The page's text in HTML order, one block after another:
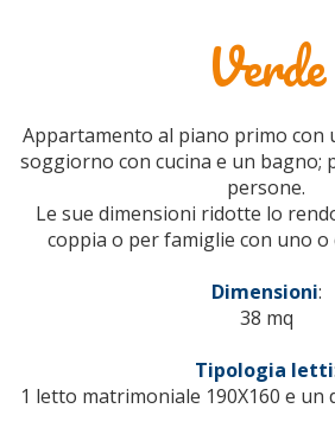
Verde
Appartamento al piano primo con
soggiorno con cucina e un bagno;
persone.
Le sue dimensioni ridotte lo
coppia o per famiglie con uno o
Dimensioni:
38 mq
Tipologia letti:
1 letto matrimoniale 190X160 e un